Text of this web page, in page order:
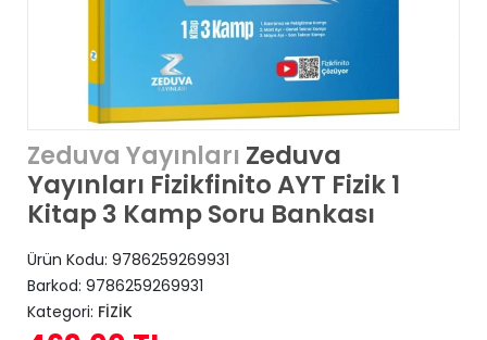
Zeduva Yayınları Zeduva
Yayınları Fizikfinito AYT Fizik 1
Kitap 3 Kamp Soru Bankası
Ürün Kodu: 9786259269931
Barkod: 9786259269931
Kategori: FİZİK